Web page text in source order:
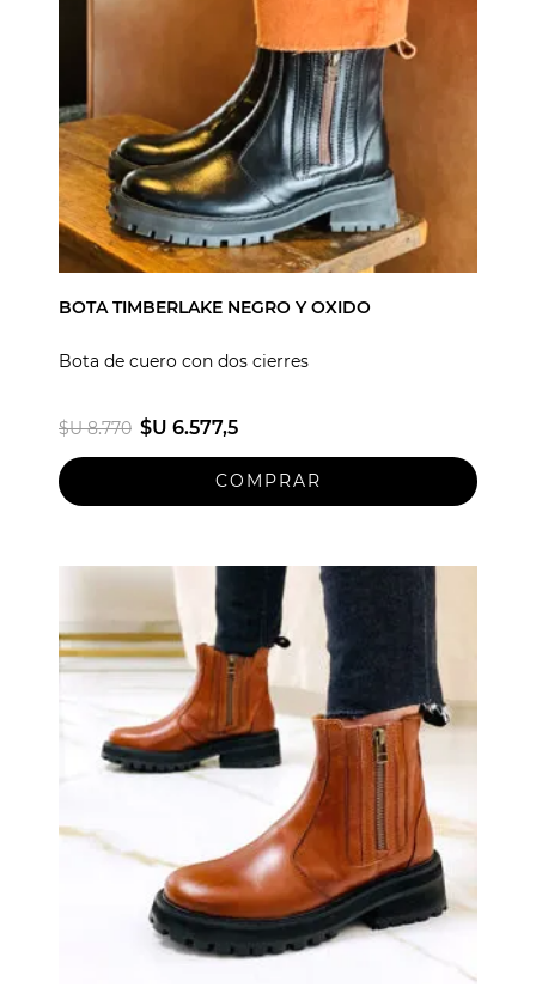
BOTA TIMBERLAKE NEGRO Y OXIDO
Bota de cuero con dos cierres
$U 8.770 $U 6.577,5